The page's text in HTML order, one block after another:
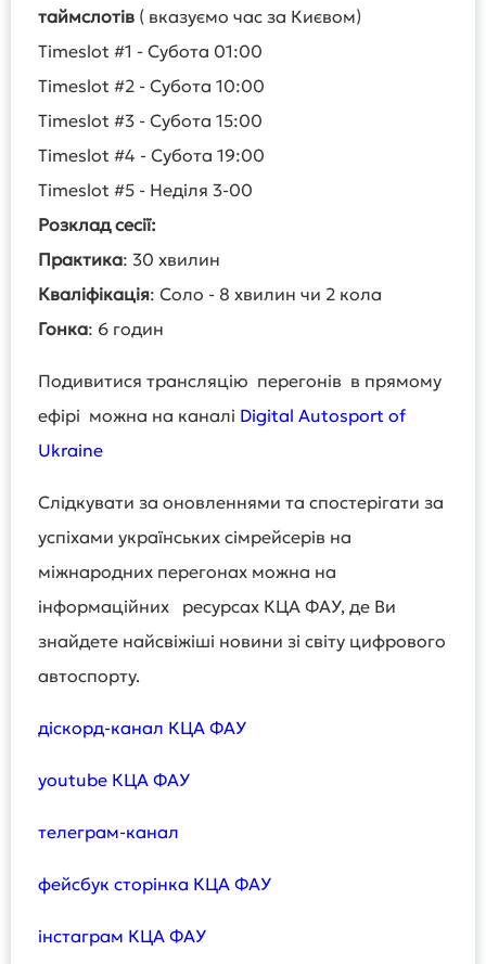
таймслотів ( вказуємо час за Києвом)
Timeslot #1 - Субота 01:00
Timeslot #2 - Субота 10:00
Timeslot #3 - Субота 15:00
Timeslot #4 - Субота 19:00
Timeslot #5 - Неділя 3-00
Розклад сесії:
Практика: 30 хвилин
Кваліфікація: Соло - 8 хвилин чи 2 кола
Гонка: 6 годин
Подивитися трансляцію перегонів в прямому
ефірі можна на каналі Digital Autosport of
Ukraine
Слідкувати за оновленнями та спостерігати за
успіхами українських сімрейсерів на
міжнародних перегонах можна на
інформаційних ресурсах КЦА ФАУ, де Ви
знайдете найсвіжіші новини зі світу цифрового
автоспорту.
діскорд-канал КЦА ФАУ
youtube КЦА ФАУ
телеграм-канал
фейсбук сторінка КЦА ФАУ
інстаграм КЦА ФАУ